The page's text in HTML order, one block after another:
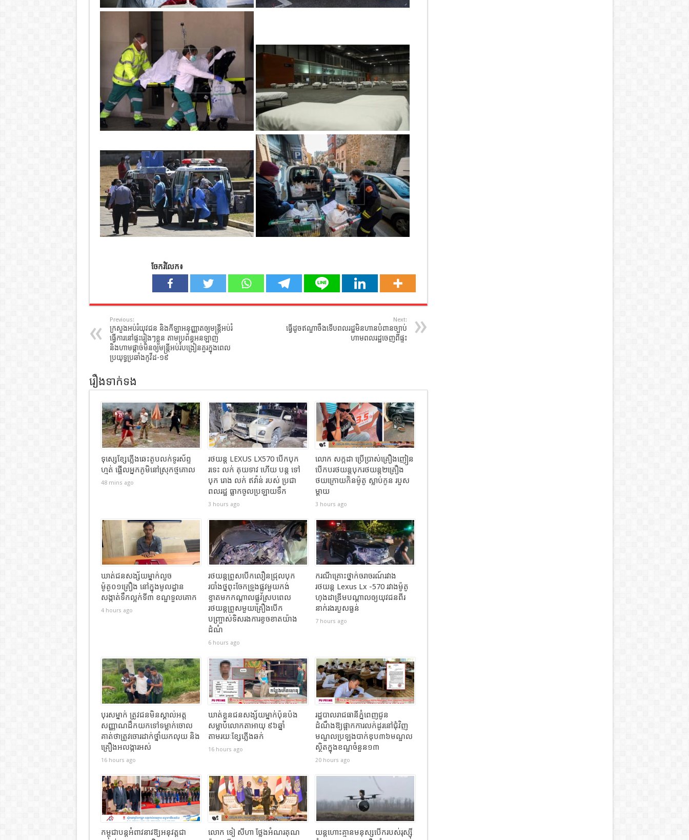
ចែករំលែក៖
Previous:
ក្រសួងអប់រំយុវជន និងកីឡាអនុញ្ញាតឲ្យមន្ត្រីអប់រំ
ធ្វើការនៅផ្ទះរៀងៗខ្លួន តាមប្រព័ន្ធអនឡាញ
និងហាមផ្តាច់មិនឲ្យមន្ត្រីអប់រំបង្រៀនគួរក្នុងពេល
ប្រយុទ្ធប្រឆាំងកូវីដ-១៩
Next:
ធ្វើដូចឥណ្ឌាចឹងទើបពលរដ្ឋមិនហានបំពានច្បាប់
ហាមពលរដ្ឋចេញពីផ្ទះ
រឿងទាក់ទង
ទុស្សេខ្សែភ្លើងឆេះតូបលក់ទូរស័ព្ទ
ហ្មត់ ផ្អើលអ្នកភូមិនៅស្រុកថ្មគោល
48 mins ago
រថយន្ដ LEXUS LX570 បេីកបុក
រទេះ លក់ គុយទាវ ហេីយ បន្ត ទៅ
បុក រោង លក់ ឥវ៉ាន់ របស់ ប្រជា
ពលរដ្ឋ ធ្លាកចូលប្រឡាយទឹក
3 hours ago
លោក សក្កដា ប្រើប្រាស់គ្រឿងញៀន
បើកបរថយន្តបុករថយន្ត២គ្រឿង
ថយក្រោយកិនម៉ូតូ ស្លាប់កូន របួស
ម្ដាយ
3 hours ago
ឃាត់ជនសង្ស័យម្នាក់លួច
ម៉ូតូ០១គ្រឿង នៅក្នុងមូលដ្ឋាន
សង្កាត់ទឹកល្អក់ទី៣ ខណ្ឌទួលគោក
4 hours ago
រថយន្តព្រូសបើកលឿនជ្រុលបុក
របាំងថ្នពុះចែកទ្រូងផ្លូវមួយកង់
ខ្ទាតមកកណ្តាលផ្លូវស្របពេល
រថយន្តព្រូសមួយគ្រឿងបើក
បញ្ច្រាស់ទិសរងការខូចខាតយ៉ាង
ដំណំ
6 hours ago
ករណីគ្រោះថ្នាក់ចរាចរណ៍រវាង
រថយន្ត Lexus Lx -570 រវាងម៉ូតូ
ហុងដាឌ្រីមបណ្ដាលឲ្យយុវជនពីរ
នាក់រងរបួសធ្ងន់
7 hours ago
បុរសម្នាក់ ត្រូវជនមិនស្គាល់អត្ត
សញ្ញាណដឹកយកទៅទម្លាក់ចោល
គាត់ថាត្រូវចោរដាក់ថ្នាំយកលុយ និង
គ្រឿងអលង្ការអស់
16 hours ago
ឃាត់ខ្លួនជនសង្ស័យម្នាក់ប៉ុនប៉ង
សម្លាប់លោកតាអាយុ ៩៦ឆ្នាំ
តាមរយៈខ្សែភ្លើងឆក់
16 hours ago
រដ្ឋបាលរាជធានីភ្នំពេញជូន
ដំណឹងឱ្យផ្អាកការលក់ដូរនៅជុំវិញ
មណ្ឌលប្រឡងបាក់ឌុប៣៦មណ្ឌល
ស្ថិតក្នុងខណ្ឌចំនួន១៣
20 hours ago
កម្ពុជាបន្តអំពាវនាវឱ្យអនុវត្តជា
លោក ទៀ សីហា ថ្លែងអំណរគុណ
យន្តហោះគ្មានមនុស្សបើករបស់រុស្ស៊ី